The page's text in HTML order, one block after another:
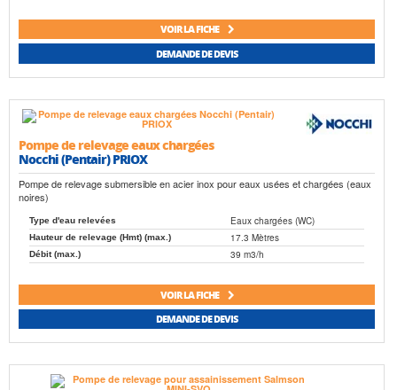
VOIR LA FICHE
DEMANDE DE DEVIS
Pompe de relevage eaux chargées
Nocchi (Pentair) PRIOX
Pompe de relevage submersible en acier inox pour eaux usées et chargées (eaux
noires)
Type d'eau relevées Eaux chargées (WC)
Hauteur de relevage (Hmt) (max.) 17.3 Mètres
Débit (max.) 39 m3/h
VOIR LA FICHE
DEMANDE DE DEVIS